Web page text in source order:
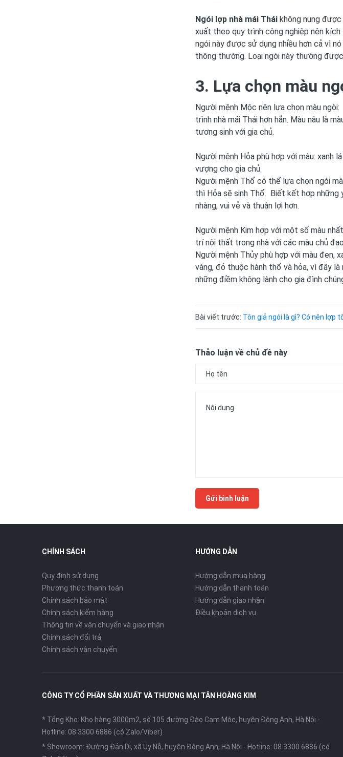
Ngói lợp nhà mái Thái không nung
xuất theo quy trình công nghiệp nên
ngói này được sử dụng nhiều hơn cả vì
thông thường. Loại ngói này thường
3. Lựa chọn màu
Người mệnh Mộc nên lựa chọn màu
trình nhà mái Thái hơn hẳn. Màu nâu là
tương sinh với gia chủ.
Người mệnh Hỏa phù hợp với màu: xanh
vượng cho gia chủ.
Người mệnh Thổ có thể lựa chọn ngói
thì Hỏa sẽ sinh Thổ. Biết kết hợp những
nhàng, vui vẻ và thuận lợi hơn.
Người mệnh Kim hợp với một số màu
trí nội thất trong nhà với các màu chủ
Người mệnh Thủy phù hợp với màu đen,
vàng, đỏ thuộc hành thổ và hỏa, vì đây
những điềm không lành cho gia đình
Bài viết trước: Tôn giả ngói là gì? Có nên lợp
Thảo luận về chủ đề này
Gửi bình luận
CHÍNH SÁCH
Quy định sử dụng
Phương thức thanh toán
Chính sách bảo mật
Chính sách kiểm hàng
Thông tin về vận chuyển và giao nhận
Chính sách đổi trả
Chính sách vận chuyển
HƯỚNG DẪN
Hướng dẫn mua hàng
Hướng dẫn thanh toán
Hướng dẫn giao nhận
Điều khoản dịch vụ
CÔNG TY CỔ PHẦN SẢN XUẤT VÀ THƯƠNG MẠI TÂN HOÀNG KIM
* Tổng Kho: Kho hàng 3000m2, số 105 đường Đào Cam Mộc, huyện Đông Anh, Hà Nội -
Hotline: 08 3300 6886 (có Zalo/Viber)
* Showroom: Đường Đản Dị, xã Uy Nỗ, huyện Đông Anh, Hà Nội - Hotline: 08 3300 6886 (có